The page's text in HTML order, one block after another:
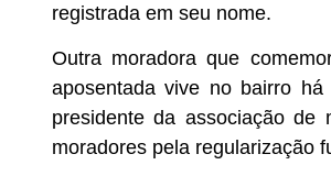
registrada em seu nome.
Outra moradora que
aposentada vive no bairro
presidente da associação
moradores pela regularização